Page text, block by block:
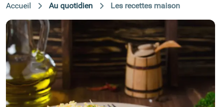
Accueil Au quotidien Les recettes maison